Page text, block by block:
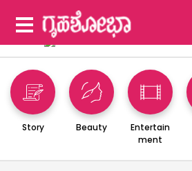
Story Beauty
Entertain
ment